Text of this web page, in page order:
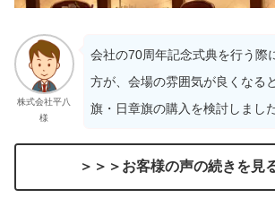
株式会社平八
様
会社の70周年記念式典を行う際
方が、会場の雰囲気が良くなる
旗・日章旗の購入を検討しました
＞＞＞お客様の声の続きを見